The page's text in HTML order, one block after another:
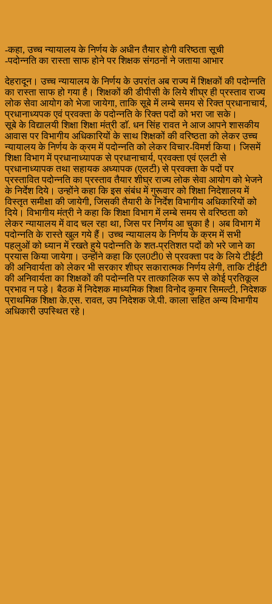
-कहा, उच्च न्यायालय के निर्णय के अधीन तैयार होगी वरिष्ठता सूची
-पदोन्नति का रास्ता साफ होने पर शिक्षक संगठनों ने जताया आभार
देहरादून। उच्च न्यायालय के निर्णय के उपरांत अब राज्य में शिक्षकों की पदोन्नति
का रास्ता साफ हो गया है। शिक्षकों की डीपीसी के लिये शीघ्र ही प्रस्ताव राज्य
लोक सेवा आयोग को भेजा जायेगा, ताकि सूबे में लम्बे समय से रिक्त प्रधानाचार्य,
प्रधानाध्यपक एवं प्रवक्ता के पदोन्नति के रिक्त पदों को भरा जा सके।
सूबे के विद्यालयी शिक्षा शिक्षा मंत्री डाॅ. धन सिंह रावत ने आज आपने शासकीय
आवास पर विभागीय अधिकारियों के साथ शिक्षकों की वरिष्ठता को लेकर उच्च
न्यायालय के निर्णय के क्रम में पदोन्नति को लेकर विचार-विमर्श किया। जिसमें
शिक्षा विभाग में प्रधानाध्यापक से प्रधानाचार्य, प्रवक्ता एवं एलटी से
प्रधानाध्यापक तथा सहायक अध्यापक (एलटी) से प्रवक्ता के पदों पर
प्रस्तावित पदोन्नति का प्रस्ताव तैयार शीघ्र राज्य लोक सेवा आयोग को भेजने
के निर्देश दिये। उन्होंने कहा कि इस संबंध में गुरूवार को शिक्षा निदेशालय में
विस्तृत समीक्षा की जायेगी, जिसकी तैयारी के निर्देश विभागीय अधिकारियों को
दिये। विभागीय मंत्री ने कहा कि शिक्षा विभाग में लम्बे समय से वरिष्ठता को
लेकर न्यायालय में वाद चल रहा था, जिस पर निर्णय आ चुका है। अब विभाग में
पदोन्नति के रास्ते खुल गये हैं। उच्च न्यायालय के निर्णय के क्रम में सभी
पहलुओं को ध्यान में रखते हुये पदोन्नति के शत-प्रतिशत पदों को भरे जाने का
प्रयास किया जायेगा। उन्होंने कहा कि एल0टी0 से प्रवक्ता पद के लिये टीईटी
की अनिवार्यता को लेकर भी सरकार शीघ्र सकारात्मक निर्णय लेगी, ताकि टीईटी
की अनिवार्यता का शिक्षकों की पदोन्नति पर तात्कालिक रूप से कोई प्रतिकूल
प्रभाव न पड़े। बैठक में निदेशक माध्यमिक शिक्षा विनोद कुमार सिमल्टी, निदेशक
प्राथमिक शिक्षा के.एस. रावत, उप निदेशक जे.पी. काला सहित अन्य विभागीय
अधिकारी उपस्थित रहे।